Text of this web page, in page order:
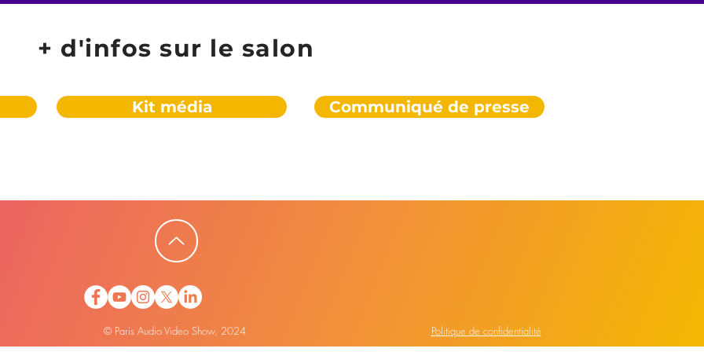
+ d'infos sur le salon
Kit média Communiqué de presse
Politique de confidentialité
© Paris Audio Video Show, 2024